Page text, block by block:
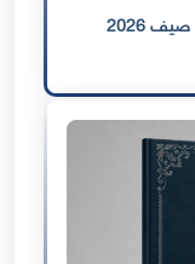
كهرباء عدن تحت مقصلة «العجز»: هل يكتب صيف 2026